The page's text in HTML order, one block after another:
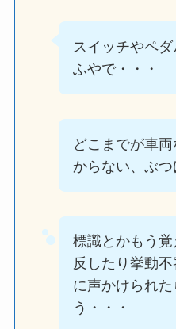
スイッチやペ
ふやで・・・
どこまでが車
からない、ぶつ
標識とかもう
反したり挙動
に声かけられた
う・・・